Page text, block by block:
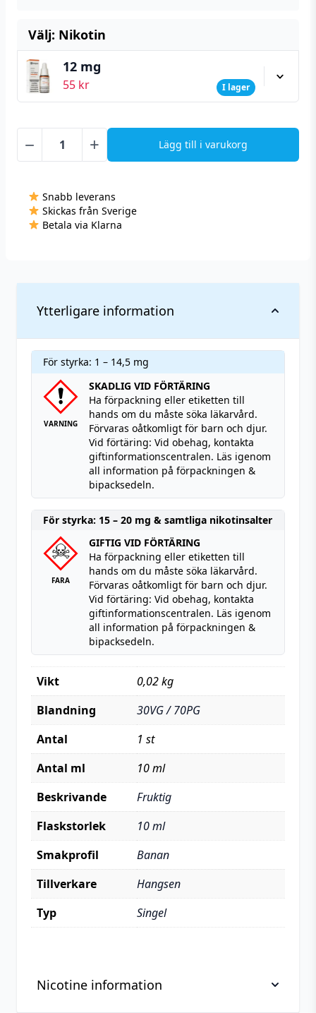
Välj: Nikotin
12 mg
55 kr I lager
−
Hangsen
(10
ml)
+ Lägg till i varukorg
Snabb leverans
Skickas från Sverige
Betala via Klarna
Nicotine information
Ytterligare information
För styrka: 1 – 14,5 mg
VARNING
SKADLIG VID FÖRTÄRING
Ha förpackning eller etiketten till
hands om du måste söka läkarvård.
Förvaras oåtkomligt för barn och djur.
Vid förtäring: Vid obehag, kontakta
giftinformationscentralen. Läs igenom
all information på förpackningen &
bipacksedeln.
För styrka: 15 – 20 mg & samtliga nikotinsalter
FARA
GIFTIG VID FÖRTÄRING
Ha förpackning eller etiketten till
hands om du måste söka läkarvård.
Förvaras oåtkomligt för barn och djur.
Vid förtäring: Vid obehag, kontakta
giftinformationscentralen. Läs igenom
all information på förpackningen &
bipacksedeln.
Vikt
0,02 kg
Blandning
30VG / 70PG
Antal
1 st
Antal ml
10 ml
Beskrivande
Fruktig
Flaskstorlek
10 ml
Smakprofil
Banan
Tillverkare
Hangsen
Typ
Singel